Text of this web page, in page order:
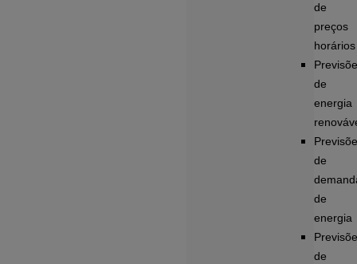
de
preços
horários
de
energia
de
de
energia
de